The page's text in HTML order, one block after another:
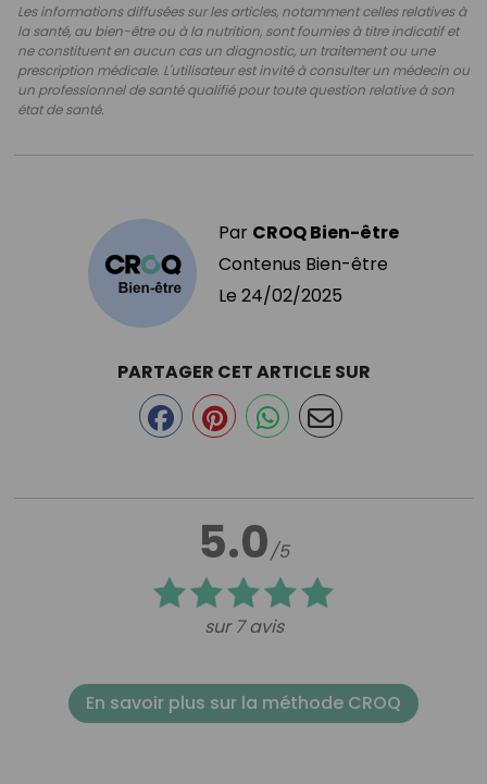
Les informations diffusées sur les articles, notamment celles relatives à
la santé, au bien-être ou à la nutrition, sont fournies à titre indicatif et
ne constituent en aucun cas un diagnostic, un traitement ou une
prescription médicale. L'utilisateur est invité à consulter un médecin ou
un professionnel de santé qualifié pour toute question relative à son
état de santé.
Par CROQ Bien-être
Contenus Bien-être
Le 24/02/2025
5.0/5
sur 7 avis
PARTAGER CET ARTICLE SUR
En savoir plus sur la méthode CROQ